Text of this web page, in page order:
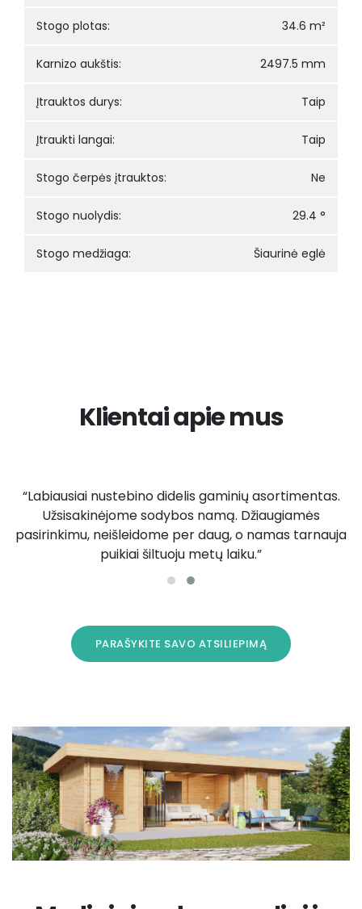
Stogo plotas: 34.6 m²
Karnizo aukštis: 2497.5 mm
Įtrauktos durys: Taip
Įtraukti langai: Taip
Stogo čerpės įtrauktos: Ne
Stogo nuolydis: 29.4 °
Stogo medžiaga: Šiaurinė eglė
Klientai apie mus
“Labiausiai nustebino didelis gaminių asortimentas.
Užsisakinėjome sodybos namą. Džiaugiamės
pasirinkimu, neišleidome per daug, o namas tarnauja
puikiai šiltuoju metų laiku.”
PARAŠYKITE SAVO ATSILIEPIMĄ